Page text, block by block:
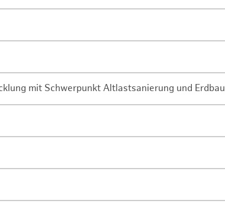
mit Schwerpunkt Altlastsanierung und Erdbau